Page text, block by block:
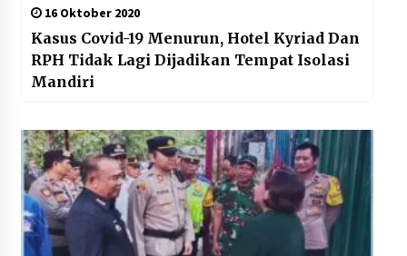
16 Oktober 2020
Kasus Covid-19 Menurun, Hotel Kyriad Dan
RPH Tidak Lagi Dijadikan Tempat Isolasi
Mandiri